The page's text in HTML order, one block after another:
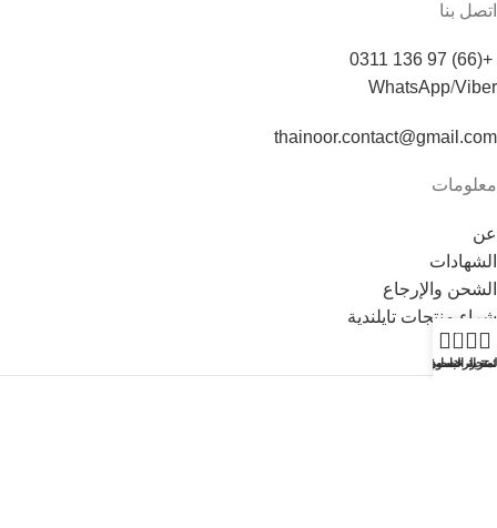
اتصل بنا
+(66) 97 136 0311
WhatsApp/Viber
thainoor.contact@gmail.com
معلومات
عن
الشهادات
الشحن والإرجاع
شراء منتجات تايلندية
الرغبات
0
عربة التسوق
حسابي